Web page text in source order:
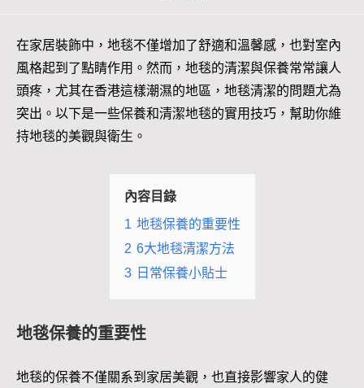
在家居裝飾中，地毯不僅增加了舒適和溫馨感，也對室內
風格起到了點睛作用。然而，地毯的清潔與保養常常讓人
頭疼，尤其在香港這樣潮濕的地區，地毯清潔的問題尤為
突出。以下是一些保養和清潔地毯的實用技巧，幫助你維
持地毯的美觀與衛生。
內容目錄
1 地毯保養的重要性
2 6大地毯清潔方法
3
日常保養小貼士
地毯保養的重要性
地毯的保養不僅關系到家居美觀，也直接影響家人的健